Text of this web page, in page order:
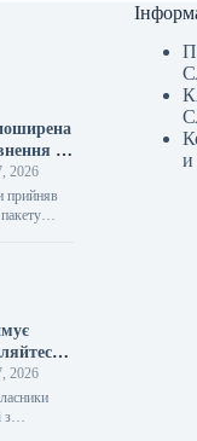
їх
2026
прийняв
з
все
2026
з
и